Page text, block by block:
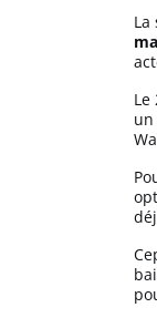
La
Le